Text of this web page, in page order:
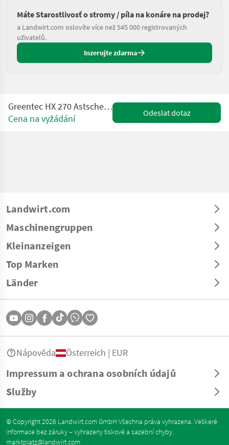
Máte Starostlivosť o stromy / píla na konáre na prodej?
a Landwirt.com oslovíte více než 545 000 registrovaných
uživatelů.
Inzerujte zdarma
Greentec HX 270 Astschere für Bagger /Radlader /Traktor
Cena na vyžádání
Odeslat dotaz
Landwirt.com
Maschinengruppen
Kleinanzeigen
Top Marken
Länder
Impressum a ochrana osobních údajů
Služby
Nápověda Österreich | EUR
© Copyright 2026 Landwirt.com GmbH Všechna práva vyhrazena. Veškeré
informace bez záruky – vyhrazeny tiskové a sazební chyby.
marktplatz@landwirt.com